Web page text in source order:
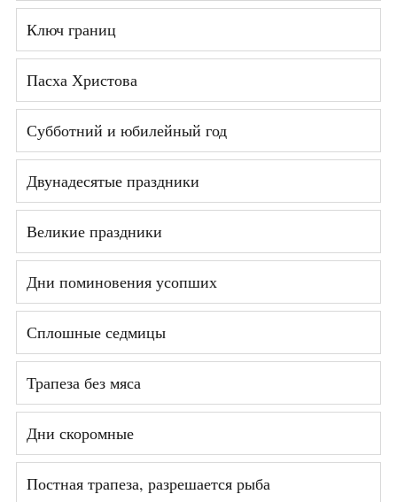
Ключ границ
Пасха Христова
Субботний и юбилейный год
Двунадесятые праздники
Великие праздники
Дни поминовения усопших
Сплошные седмицы
Трапеза без мяса
Дни скоромные
Постная трапеза, разрешается рыба